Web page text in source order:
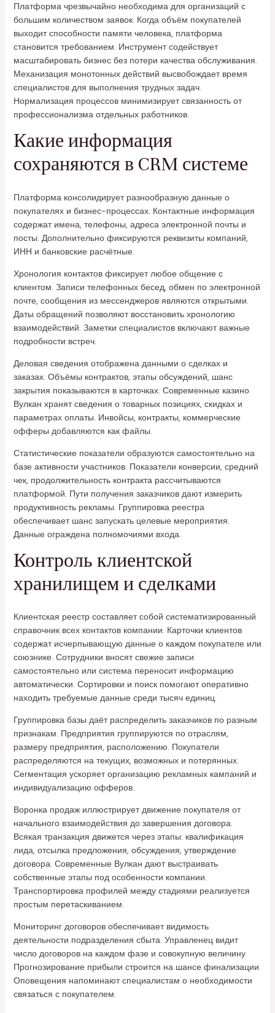
Платформа чрезвычайно необходима для организаций с
большим количеством заявок. Когда объём покупателей
выходит способности памяти человека, платформа
становится требованием. Инструмент содействует
масштабировать бизнес без потери качества обслуживания.
Механизация монотонных действий высвобождает время
специалистов для выполнения трудных задач.
Нормализация процессов минимизирует связанность от
профессионализма отдельных работников.
Какие информация
сохраняются в CRM системе
Платформа консолидирует разнообразную данные о
покупателях и бизнес-процессах. Контактные информация
содержат имена, телефоны, адреса электронной почты и
посты. Дополнительно фиксируются реквизиты компаний,
ИНН и банковские расчётные.
Хронология контактов фиксирует любое общение с
клиентом. Записи телефонных бесед, обмен по электронной
почте, сообщения из мессенджеров являются открытыми.
Даты обращений позволяют восстановить хронологию
взаимодействий. Заметки специалистов включают важные
подробности встреч.
Деловая сведения отображена данными о сделках и
заказах. Объёмы контрактов, этапы обсуждений, шанс
закрытия показываются в карточках. Современные казино
Вулкан хранят сведения о товарных позициях, скидках и
параметрах оплаты. Инвойсы, контракты, коммерческие
офферы добавляются как файлы.
Статистические показатели образуются самостоятельно на
базе активности участников. Показатели конверсии, средний
чек, продолжительность контракта рассчитываются
платформой. Пути получения заказчиков дают измерить
продуктивность рекламы. Группировка реестра
обеспечивает шанс запускать целевые мероприятия.
Данные ограждена полномочиями входа.
Контроль клиентской
хранилищем и сделками
Клиентская реестр составляет собой систематизированный
справочник всех контактов компании. Карточки клиентов
содержат исчерпывающую данные о каждом покупателе или
союзнике. Сотрудники вносят свежие записи
самостоятельно или система переносит информацию
автоматически. Сортировки и поиск помогают оперативно
находить требуемые данные среди тысяч единиц.
Группировка базы даёт распределить заказчиков по разным
признакам. Предприятия группируются по отраслям,
размеру предприятия, расположению. Покупатели
распределяются на текущих, возможных и потерянных.
Сегментация ускоряет организацию рекламных кампаний и
индивидуализацию офферов.
Воронка продаж иллюстрирует движение покупателя от
начального взаимодействия до завершения договора.
Всякая транзакция движется через этапы: квалификация
лида, отсылка предложения, обсуждения, утверждение
договора. Современные Вулкан дают выстраивать
собственные этапы под особенности компании.
Транспортировка профилей между стадиями реализуется
простым перетаскиванием.
Мониторинг договоров обеспечивает видимость
деятельности подразделения сбыта. Управленец видит
число договоров на каждом фазе и совокупную величину.
Прогнозирование прибыли строится на шансе финализации.
Оповещения напоминают специалистам о необходимости
связаться с покупателем.